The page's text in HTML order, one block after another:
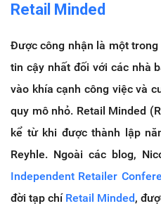
Retail Minded
Được công nhận là một
tin cậy nhất đối với các nhà
vào khía cạnh công việc và
quy mô nhỏ. Retail Minded
kể từ khi được thành lập
Reyhle. Ngoài các blog,
Independent Retailer
đời tạp chí Retail Minded,